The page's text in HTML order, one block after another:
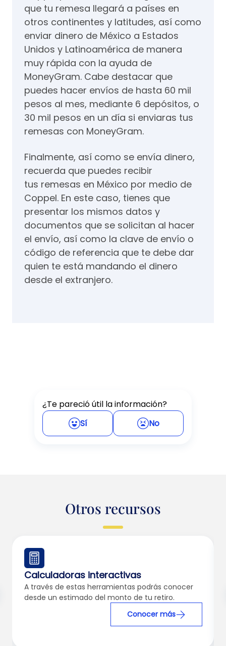
que tu remesa llegará a países en
otros continentes y latitudes, así como
enviar dinero de México a Estados
Unidos y Latinoamérica de manera
muy rápida con la ayuda de
MoneyGram. Cabe destacar que
puedes hacer envíos de hasta 60 mil
pesos al mes, mediante 6 depósitos, o
30 mil pesos en un día si enviaras tus
remesas con MoneyGram.
Finalmente, así como se envía dinero,
recuerda que puedes recibir
tus remesas en México por medio de
Coppel. En este caso, tienes que
presentar los mismos datos y
documentos que se solicitan al hacer
el envío, así como la clave de envío o
código de referencia que te debe dar
quien te está mandando el dinero
desde el extranjero.
¿Te pareció útil la información?
Sí
No
Otros recursos
Calculadoras interactivas
A través de estas herramientas podrás conocer
desde un estimado del monto de tu retiro.
Conocer más